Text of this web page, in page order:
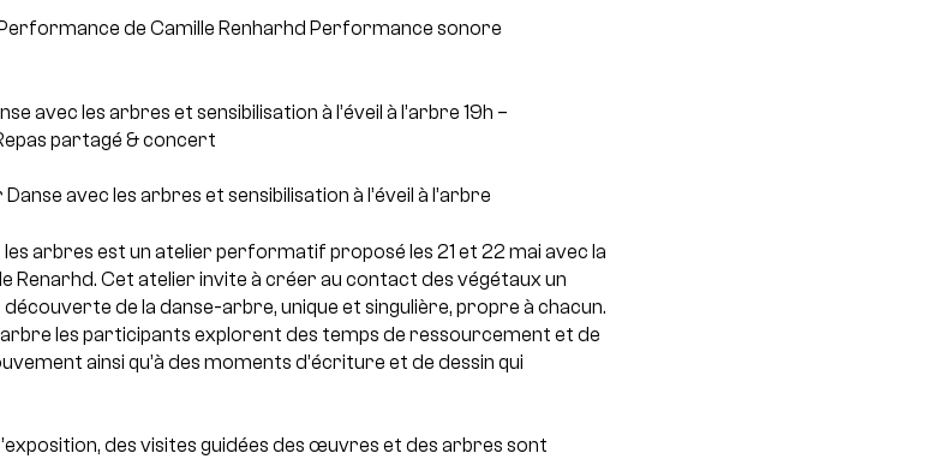
Performance de Camille Renharhd Performance sonore
avec les arbres et sensibilisation à l’éveil à l’arbre 19h –
partagé & concert
avec les arbres et sensibilisation à l’éveil à l’arbre
arbres est un atelier performatif proposé les 21 et 22 mai avec la
Renarhd. Cet atelier invite à créer au contact des végétaux un
de la danse-arbre, unique et singulière, propre à chacun.
les participants explorent des temps de ressourcement et de
ainsi qu’à des moments d’écriture et de dessin qui
des visites guidées des œuvres et des arbres sont